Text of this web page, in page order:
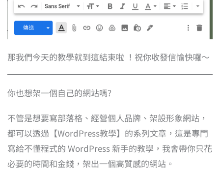
那我們今天的教學就到這結束啦 ！祝你收發信愉快囉～
你也想架一個自己的網站嗎?
不管是想要寫部落格、經營個人品牌、架設形象網站，
都可以透過【WordPress教學】的系列文章，這是專門
寫給不懂程式的 WordPress 新手的教學，我會帶你只花
必要的時間和金錢，架出一個高質感的網站。